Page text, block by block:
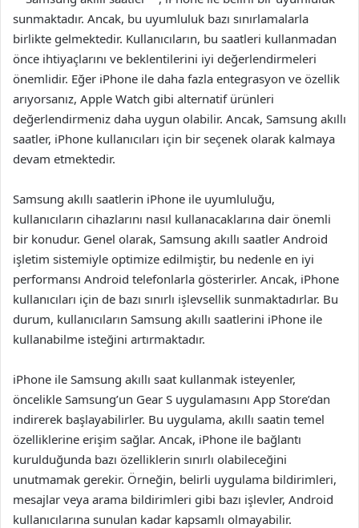
sunmaktadır. Ancak, bu uyumluluk bazı sınırlamalarla
birlikte gelmektedir. Kullanıcıların, bu saatleri kullanmadan
önce ihtiyaçlarını ve beklentilerini iyi değerlendirmeleri
önemlidir. Eğer iPhone ile daha fazla entegrasyon ve özellik
arıyorsanız, Apple Watch gibi alternatif ürünleri
değerlendirmeniz daha uygun olabilir. Ancak, Samsung akıllı
saatler, iPhone kullanıcıları için bir seçenek olarak kalmaya
devam etmektedir.
Samsung akıllı saatlerin iPhone ile uyumluluğu,
kullanıcıların cihazlarını nasıl kullanacaklarına dair önemli
bir konudur. Genel olarak, Samsung akıllı saatler Android
işletim sistemiyle optimize edilmiştir, bu nedenle en iyi
performansı Android telefonlarla gösterirler. Ancak, iPhone
kullanıcıları için de bazı sınırlı işlevsellik sunmaktadırlar. Bu
durum, kullanıcıların Samsung akıllı saatlerini iPhone ile
kullanabilme isteğini artırmaktadır.
iPhone ile Samsung akıllı saat kullanmak isteyenler,
öncelikle Samsung’un Gear S uygulamasını App Store’dan
indirerek başlayabilirler. Bu uygulama, akıllı saatin temel
özelliklerine erişim sağlar. Ancak, iPhone ile bağlantı
kurulduğunda bazı özelliklerin sınırlı olabileceğini
unutmamak gerekir. Örneğin, belirli uygulama bildirimleri,
mesajlar veya arama bildirimleri gibi bazı işlevler, Android
kullanıcılarına sunulan kadar kapsamlı olmayabilir.